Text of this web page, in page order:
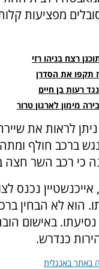
מפציעות
רצח בניהו רזי
תקפו את הסדרן
רעות בן חיים
מימון לארגון טרור
ניתן לראות את
ברכב חולף
כי רכב השר חצה
נכנס
הוא לא הבחין
באישום
כנדרש.
באתר באנגלית